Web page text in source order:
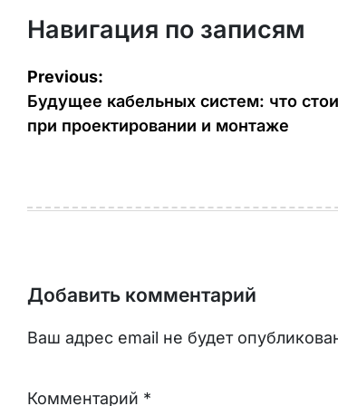
Навигация по записям
Previous:
Будущее кабельных систем: что
при проектировании и монтаже
Добавить комментарий
Ваш адрес email не будет
Комментарий *